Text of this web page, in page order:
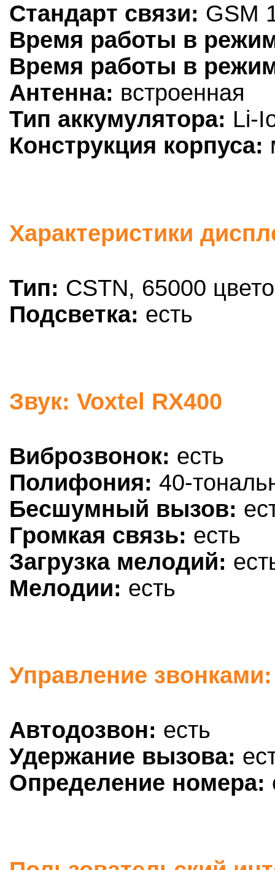
Стандарт связи: GSM
Время работы в
Время работы в
Антенна: встроенная
Тип аккумулятора: Li-
Конструкция корпуса:
Характеристики
Тип: CSTN, 65000
Подсветка: есть
Звук: Voxtel RX400
Виброзвонок: есть
Полифония: 40-
Бесшумный вызов:
Громкая связь: есть
Загрузка мелодий:
Мелодии: есть
Управление
Автодозвон: есть
Удержание вызова:
Определение номера: